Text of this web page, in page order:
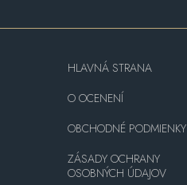
HLAVNÁ STRANA
O OCENENÍ
OBCHODNÉ PODMIENKY
ZÁSADY OCHRANY
OSOBNÝCH ÚDAJOV